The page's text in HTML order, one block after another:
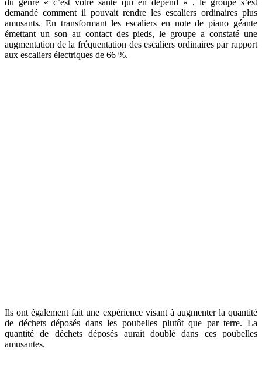
du genre « c’est votre santé qui en dépend « , le groupe s’est
demandé comment il pouvait rendre les escaliers ordinaires plus
amusants. En transformant les escaliers en note de piano géante
émettant un son au contact des pieds, le groupe a constaté une
augmentation de la fréquentation des escaliers ordinaires par rapport
aux escaliers électriques de 66 %.
Ils ont également fait une expérience visant à augmenter la quantité
de déchets déposés dans les poubelles plutôt que par terre. La
quantité de déchets déposés aurait doublé dans ces poubelles
amusantes.